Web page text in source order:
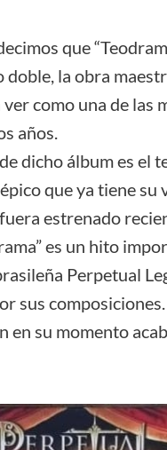
que
la obra
como una de las
años.
dicho álbum es el
que ya tiene su
estrenado
es un hito
Perpetual
sus
en su momento